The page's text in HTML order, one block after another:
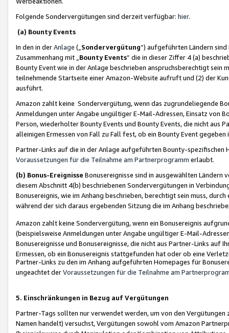
Folgende Sondervergütungen sind derzeit verfügbar: hier.
(a) Bounty Events
In den in derAnlage („ Sondervergütung“) aufgeführten Ländern
Zusammenhang mit „ Bounty Events“ die in dieser Ziffer 4 (a)
Bounty Event wie in der Anlage beschrieben anspruchsberechtigt sein
teilnehmende Startseite einer Amazon-Website aufruft und (2) der
ausführt.
Amazon zahlt keine Sondervergütung, wenn das zugrundeliegende
Anmeldungen unter Angabe ungültiger E-Mail-Adressen, Einsatz von
Person, wiederholter Bounty Events und Bounty Events, die nicht
alleinigen Ermessen von Fall zu Fall fest, ob ein Bounty Event
Partner-Links auf die in der Anlage aufgeführten Bounty-spezifischen
Voraussetzungen für die Teilnahme am Partnerprogramm erlaubt.
(b) Bonus-Ereignisse Bonusereignisse sind in ausgewählten Ländern
diesem Abschnitt 4(b) beschriebenen Sondervergütungen in
Bonusereignis, wie im Anhang beschrieben, berechtigt sein muss,
während der sich daraus ergebenden Sitzung die im Anhang
Amazon zahlt keine Sondervergütung, wenn ein Bonusereignis
(beispielsweise Anmeldungen unter Angabe ungültiger E-Mail-
Bonusereignisse und Bonusereignisse, die nicht aus Partner-Links auf
Ermessen, ob ein Bonusereignis stattgefunden hat oder ob eine
Partner-Links zu den im Anhang aufgeführten Homepages für
ungeachtet derVoraussetzungen für die Teilnahme am
5. Einschränkungen in Bezug auf Vergütungen
Partner-Tags sollten nur verwendet werden, um von den
Namen handelt) versuchst, Vergütungen sowohl vom Amazon